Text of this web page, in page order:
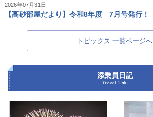
2026年07月31日
【高砂部屋だより】令和8年度 7月号発行！
トピックス 一覧ページへ
添乗員日記
Travel Dialy